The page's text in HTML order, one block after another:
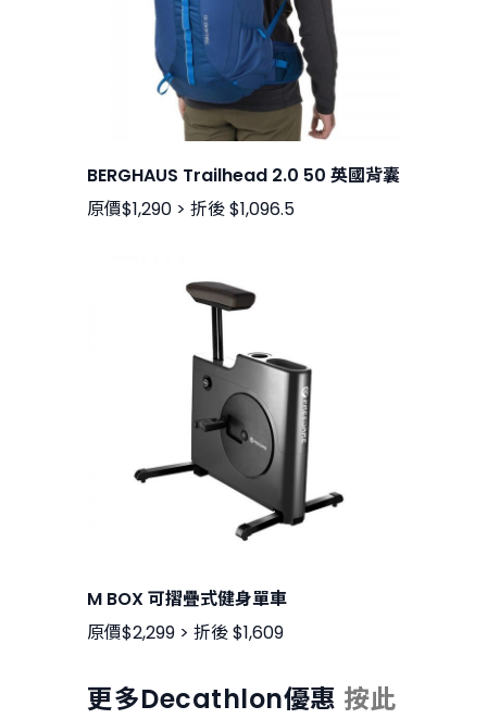
BERGHAUS Trailhead 2.0 50 英國背囊
原價$1,290 > 折後 $1,096.5
M BOX 可摺疊式健身單車
原價$2,299 > 折後 $1,609
更多Decathlon優惠 按此